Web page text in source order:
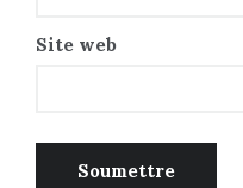
Site web